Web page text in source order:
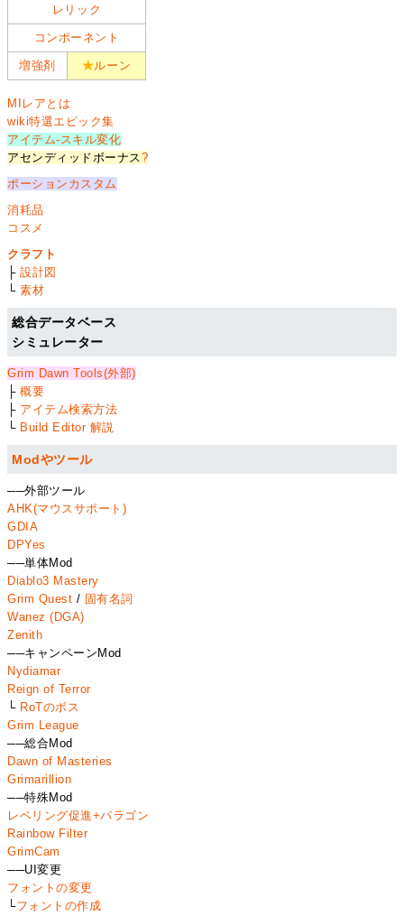
レリック
コンポーネント
増強剤 ★ルーン
MIレアとは
wiki特選エピック集
アイテム-スキル変化
アセンディッドボーナス ?
ポーションカスタム
消耗品
コスメ
クラフト
├設計図
└素材
総合データベース
シミュレーター
Grim Dawn Tools(外部)
├概要
├ アイテム検索方法
└ Build Editor 解説
Modやツール
──外部ツール
AHK(マウスサポート)
GDIA
DPYes
──単体Mod
Diablo3 Mastery
Grim Quest / 固有名詞
Wanez (DGA)
Zenith
──キャンペーンMod
Nydiamar
Reign of Terror
└ RoTのボス
Grim League
──総合Mod
Dawn of Masteries
Grimarillion
──特殊Mod
レベリング促進+パラゴン
Rainbow Filter
GrimCam
──UI変更
フォントの変更
└フォントの作成